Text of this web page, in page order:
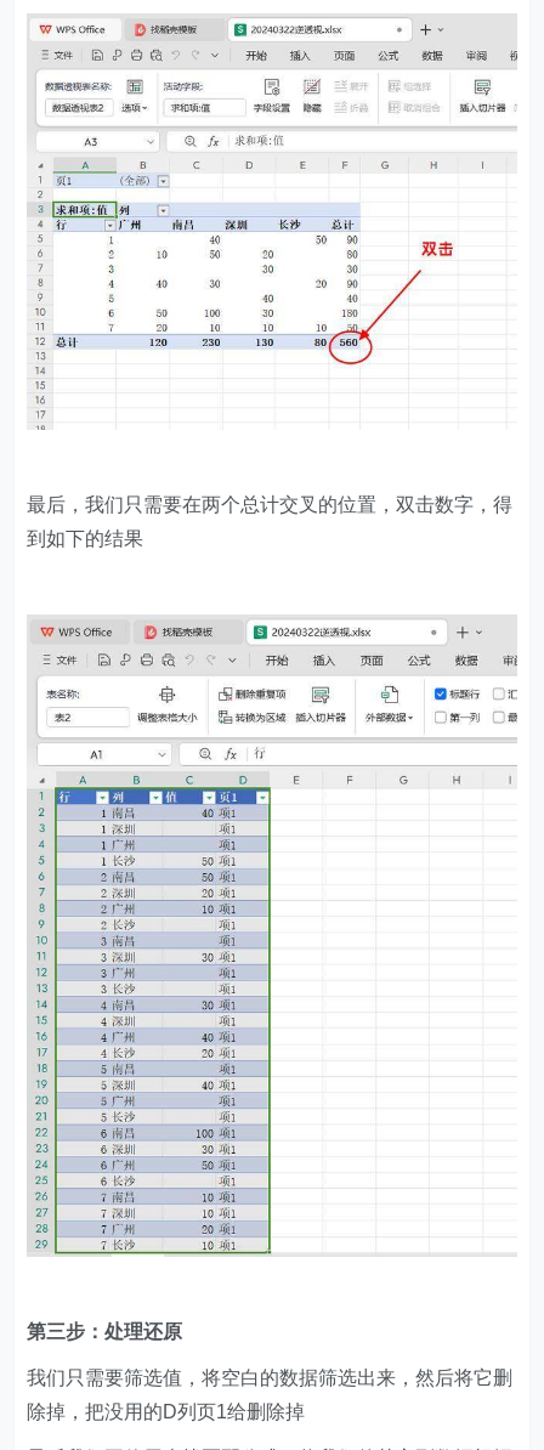
最后，我们只需要在两个总计交叉的位置，双击数字，得
到如下的结果
第三步：处理还原
我们只需要筛选值，将空白的数据筛选出来，然后将它删
除掉，把没用的D列页1给删除掉